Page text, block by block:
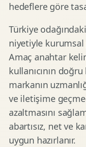
hedeflere göre
Türkiye
niyetiyle kurumsal
Amaç anahtar
kullanıcının doğru
markanın
ve iletişime
azaltmasını
abartısız, net ve
uygun hazırlanır.